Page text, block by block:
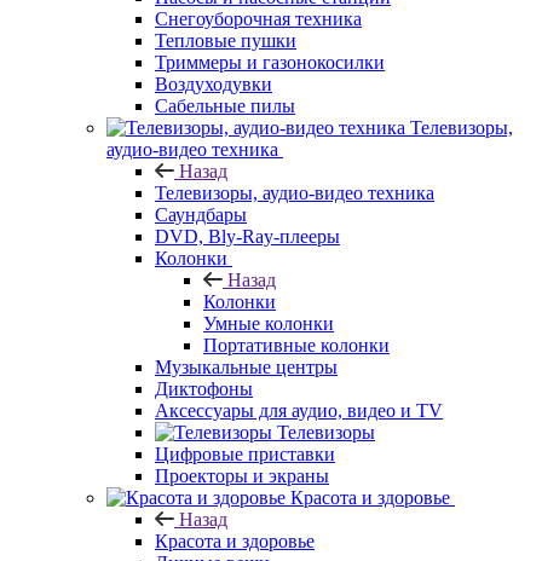
Снегоуборочная техника
Тепловые пушки
Триммеры и газонокосилки
Воздуходувки
Сабельные пилы
Телевизоры,
аудио-видео техника
Назад
Телевизоры, аудио-видео техника
Саундбары
DVD, Bly-Ray-плееры
Колонки
Назад
Колонки
Умные колонки
Портативные колонки
Музыкальные центры
Диктофоны
Аксессуары для аудио, видео и TV
Телевизоры
Цифровые приставки
Проекторы и экраны
Красота и здоровье
Назад
Красота и здоровье